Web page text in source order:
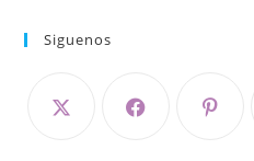
Siguenos